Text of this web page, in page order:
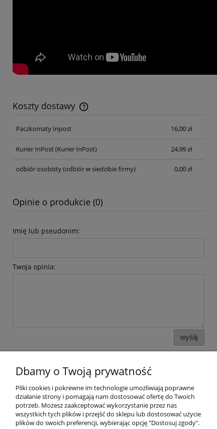
Koszty dostawy
Cena nie zawiera ewentualnych kosztów płatności
Paczkomaty Inpost
16,00 zł
Kurier InPost(Kurier InPost) 24,99 zł
odbiór osobisty(odbiór w siedzibie firmy) 0,00 zł
Opinie o produkcie (0)
Imię lub pseudonim:
Twoja opinia:
wyślij
Pomoc
Dbamy o Twoją prywatność
Pliki cookies i pokrewne im technologie umożliwiają poprawne
działanie strony i pomagają nam dostosować ofertę do Twoich
potrzeb. Możesz zaakceptować wykorzystanie przez nas
wszystkich tych plików i przejść do sklepu lub dostosować użycie
plików do swoich preferencji, wybierając opcję "Dostosuj zgody".